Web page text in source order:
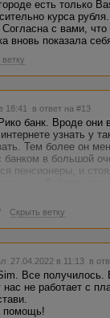
есть только
курса
с вами,
вновь показала
18:41 в ответ на #13
банк. Вроде
узнать у
Тем более он
банком в большой
пенсионеры, и
в Финка банке :)
Скрыть ветку
27.04.2022 в 11:13 в
Все получилось.
нас не работает с
помощь!